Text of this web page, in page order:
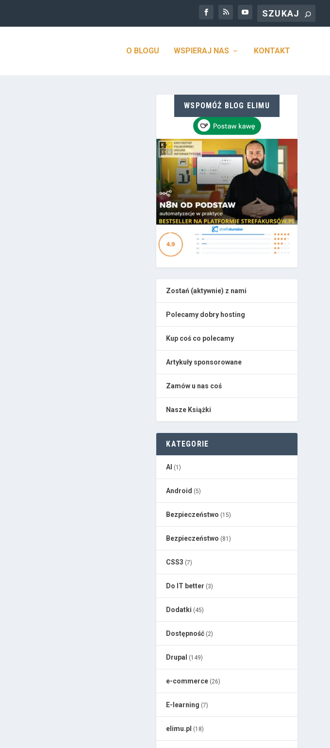
O BLOGU WSPIERAJ NAS KONTAKT
WSPOMÓŻ BLOG ELIMU
Zostań (aktywnie) z nami
Polecamy dobry hosting
Kup coś co polecamy
Artykuły sponsorowane
Zamów u nas coś
Nasze Książki
KATEGORIE
AI (1)
Android (5)
Bezpieczeństwo (15)
Bezpieczeństwo (81)
CSS3 (7)
Do IT better (3)
Dodatki (45)
Dostępność (2)
Drupal (149)
e-commerce (26)
E-learning (7)
elimu.pl (18)